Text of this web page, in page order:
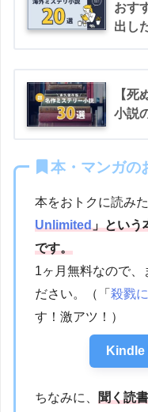
おす
出し
【死
小説
本・マンガの
本をおトクに読みた
Unlimited」という
です。
1ヶ月無料なので、
ださい。（「 殺戮
す！激アツ！）
Kindle
ちなみに、 聞く読